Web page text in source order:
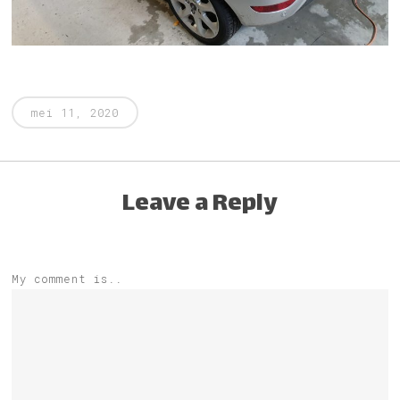
mei 11, 2020
Leave a Reply
My comment is..